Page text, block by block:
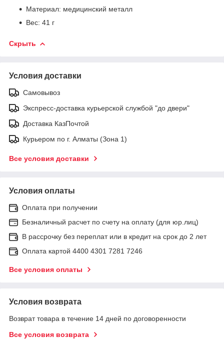
Материал: медицинский металл
Вес: 41 г
Скрыть
Условия доставки
Самовывоз
Экспресс-доставка курьерской службой "до двери"
Доставка КазПочтой
Курьером по г. Алматы (Зона 1)
Все условия доставки
Условия оплаты
Оплата при получении
Безналичный расчет по счету на оплату (для юр.лиц)
В рассрочку без переплат или в кредит на срок до 2 лет
Оплата картой 4400 4301 7281 7246
Все условия оплаты
Условия возврата
Возврат товара в течение 14 дней по договоренности
Все условия возврата